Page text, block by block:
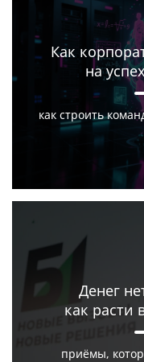
Как
на
как строить
Денег
как расти
приёмы,